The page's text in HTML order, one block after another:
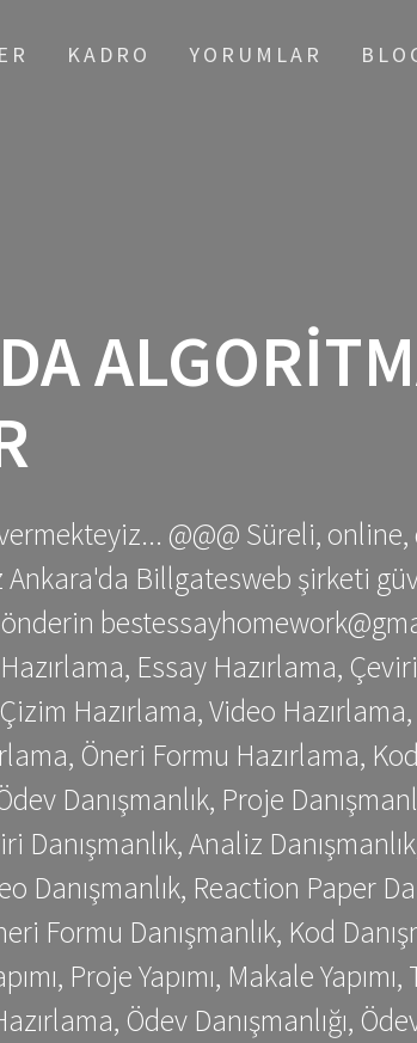
KADRO YORUMLAR
@@@ Süreli,
Ankara'da Billgatesweb şirketi
Essay Hazırlama,
Hazırlama, Video
Öneri Formu Hazırlama,
Danışmanlık, Proje
Danışmanlık, Analiz
Danışmanlık, Reaction Paper
Formu Danışmanlık, Kod
Proje Yapımı, Makale Yapımı,
Ödev Danışmanlığı,